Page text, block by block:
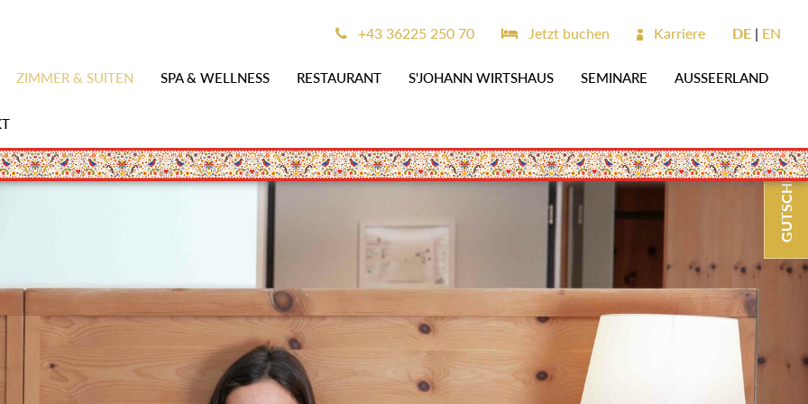
ZIMMER & SUITEN SPA & WELLNESS RESTAURANT S'JOHANN WIRTSHAUS SEMINARE AUSSEERLAND
+43 36225 250 70 Jetzt buchen Karriere DE EN
GUTSCHEINE